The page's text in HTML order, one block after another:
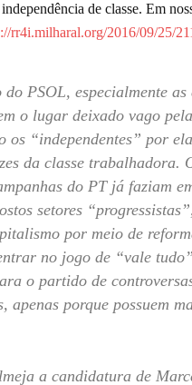
de classe. Em
rr4i.milharal.org/2016/09/25/
PSOL, especialmente
o lugar deixado vago
os “independentes” por
da classe trabalhadora.
do PT já faziam
setores
por meio de
no jogo de “vale
o partido de
apenas porque possuem
a candidatura de